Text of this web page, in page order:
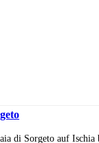
di Sorgeto auf Ischia